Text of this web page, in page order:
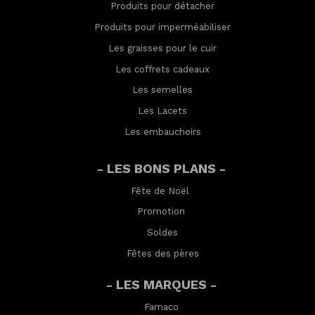
Produits pour détacher
Produits pour imperméabiliser
Les graisses pour le cuir
Les coffrets cadeaux
Les semelles
Les Lacets
Les embauchoirs
- LES BONS PLANS -
Fête de Noël
Promotion
Soldes
Fêtes des pères
- LES MARQUES -
Famaco